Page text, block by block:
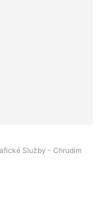
Služby - Chrudim